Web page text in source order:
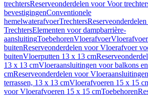
trechtersReserveonderdelen voor Voor
bevestigingenConventionele
hemelwaterafvoerTrechters
TrechtersElementen voor dampbarrière-
aansluitingToebehorenVloerafvoer
buitenReserveonderdelen voor Vloerafvoer
buitenVloerputten 13 x 13 cm
13 x 13 cmVloeraansluitingen voor balkons
cmReserveonderdelen voor
terrassen, 13 x 13 cmVloerafvoeren 15 x 15
voor Vloerafvoeren 15 x 15 cmToebehoren